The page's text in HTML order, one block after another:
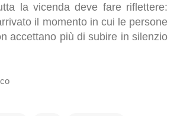
la vicenda deve fare riflettere:
il momento in cui le persone
accettano più di subire in silenzio